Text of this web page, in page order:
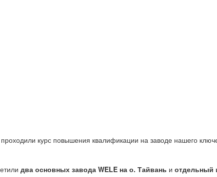
курс повышения квалификации на заводе нашего
два основных завода WELE на о. Тайвань и отдельный